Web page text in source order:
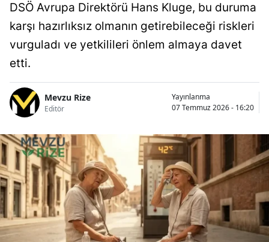
DSÖ Avrupa Direktörü Hans Kluge, bu duruma
karşı hazırlıksız olmanın getirebileceği riskleri
vurguladı ve yetkilileri önlem almaya davet
etti.
Mevzu Rize
Editör
Yayınlanma
07 Temmuz 2026 - 16:20